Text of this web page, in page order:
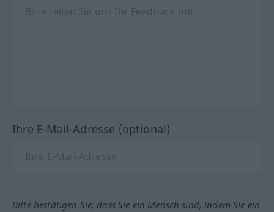
Ihre E-Mail-Adresse (optional)
Bitte bestätigen Sie, dass Sie ein Mensch sind, indem Sie ein